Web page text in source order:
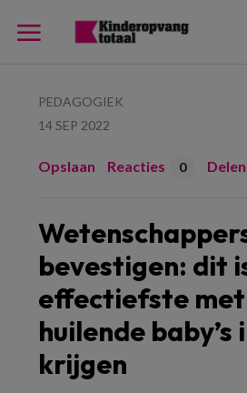
PEDAGOGIEK
14 SEP 2022
Opslaan Reacties 0 Delen
bevestigen: dit
effectiefste
huilende baby’s
krijgen